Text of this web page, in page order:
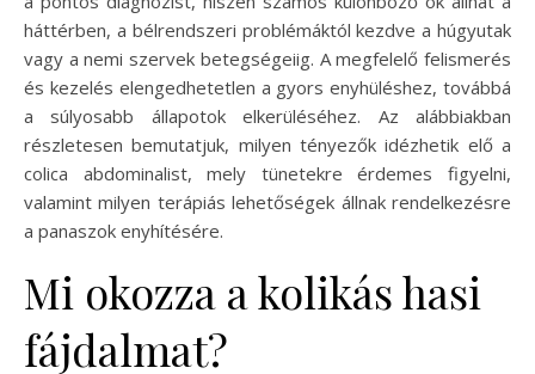
háttérben, a bélrendszeri problémáktól kezdve a húgyutak
vagy a nemi szervek betegségeiig. A megfelelő felismerés
és kezelés elengedhetetlen a gyors enyhüléshez, továbbá
a súlyosabb állapotok elkerüléséhez. Az alábbiakban
részletesen bemutatjuk, milyen tényezők idézhetik elő a
colica abdominalist, mely tünetekre érdemes figyelni,
valamint milyen terápiás lehetőségek állnak rendelkezésre
a panaszok enyhítésére.
Mi okozza a kolikás hasi
fájdalmat?